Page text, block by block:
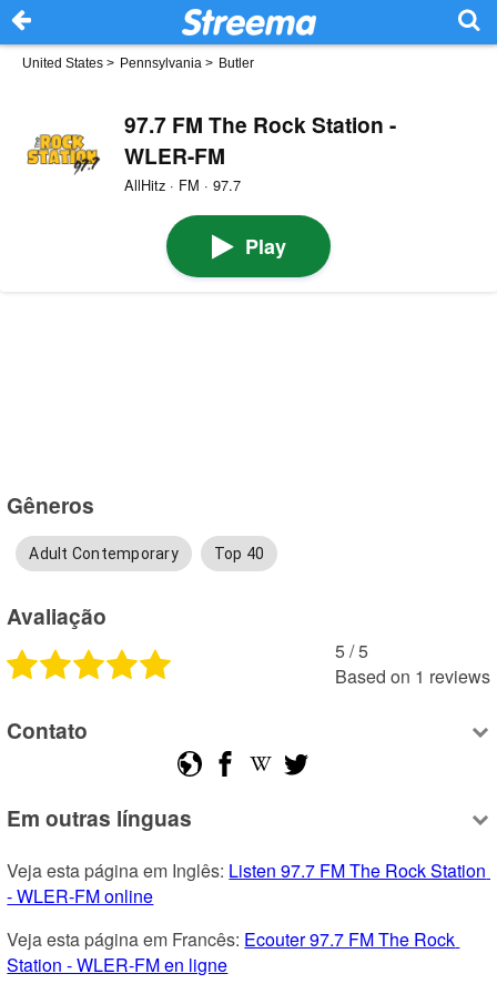
United States > Pennsylvania > Butler
97.7 FM The Rock Station -
WLER-FM
AllHitz · FM · 97.7
Play
Gêneros
Adult Contemporary Top 40
Avaliação
5 /5
Based on 1 reviews
Contato
Em outras línguas
Veja esta página em Inglês: Listen 97.7 FM The Rock Station
- WLER-FM online
Veja esta página em Francês: Ecouter 97.7 FM The Rock
Station - WLER-FM en ligne